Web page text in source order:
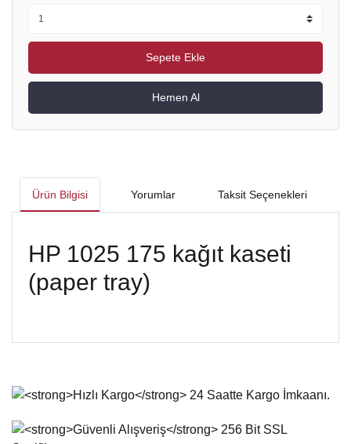
Sepete Ekle
Hemen Al
Ürün Bilgisi Yorumlar Taksit Seçenekleri
HP 1025 175 kağıt kaseti
(paper tray)
Bu ürünün fiyat bilgisi, resim, ürün açıklamalarında ve diğer
Görüş ve önerileriniz için teşekkür ederiz.
Ürün resmi kalitesiz, bozuk veya görüntülenemiyor.